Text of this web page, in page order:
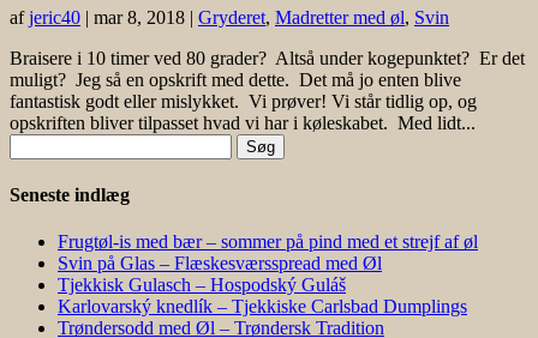
Braisere i 10 timer ved 80 grader? Altså under kogepunktet? Er det
muligt? Jeg så en opskrift med dette. Det må jo enten blive
fantastisk godt eller mislykket. Vi prøver! Vi står tidlig op, og
opskriften bliver tilpasset hvad vi har i køleskabet. Med lidt...
Søg
efter:
Frugtøl-is med bær – sommer på pind med et strejf af øl
Tjekkisk Gulasch – Hospodský Guláš
Karlovarský knedlík – Tjekkiske Carlsbad Dumplings
Trøndersodd med Øl – Trøndersk Tradition
Seneste kommentarer